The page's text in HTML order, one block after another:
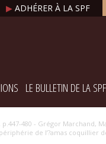
▶ ADHÉRER À LA SPF
LE BULLETIN DE LA SPF
p.447-480 - Grégor Marchand,
de l’?amas coquillier